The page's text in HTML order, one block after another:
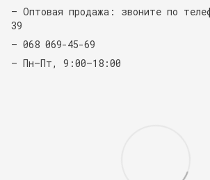
— Оптовая продажа: звоните по
39
— 068 069-45-69
— Пн–Пт, 9:00–18:00